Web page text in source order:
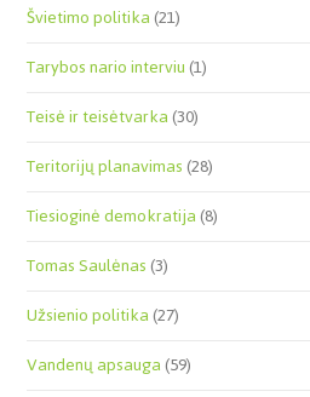
Švietimo politika(21)
Tarybos nario interviu(1)
Teisė ir teisėtvarka(30)
Teritorijų planavimas(28)
Tiesioginė demokratija(8)
Tomas Saulėnas(3)
Užsienio politika(27)
Vandenų apsauga(59)